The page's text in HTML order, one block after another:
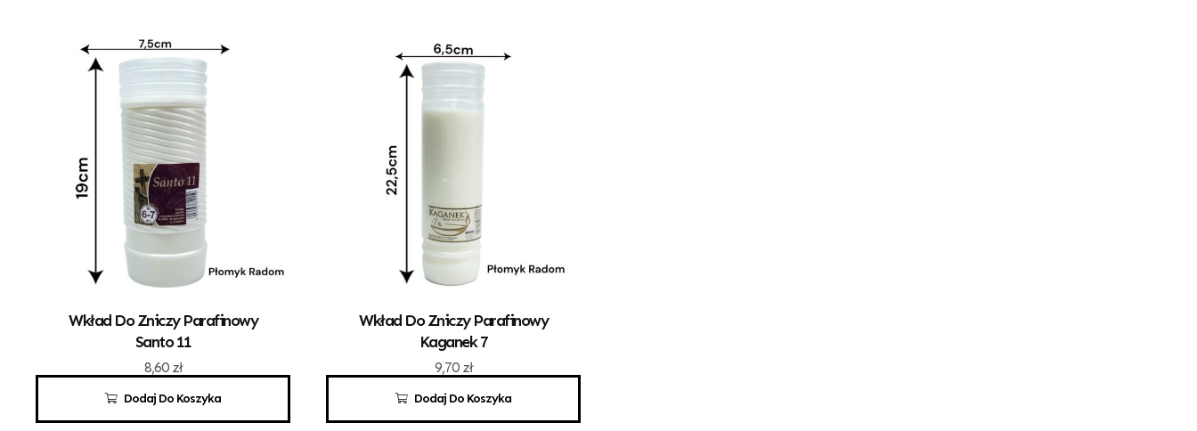
Dodaj Do Koszyka
Wkład Do Zniczy Parafinowy
Santo 11
8,60 zł
Dodaj Do Koszyka
Wkład Do Zniczy Parafinowy
Kaganek 7
9,70 zł